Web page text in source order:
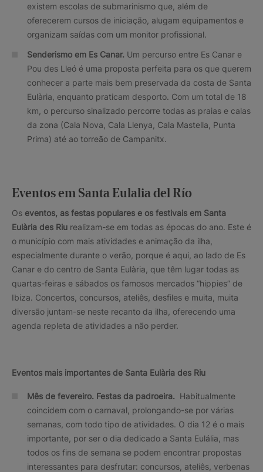
existem escolas de submarinismo que, além de
oferecerem cursos de iniciação, alugam equipamentos e
organizam saídas com um monitor profissional.
Senderismo em Es Canar. Um percurso entre Es Canar e
Pou des Lleó é uma proposta perfeita para os que querem
conhecer a parte mais bem preservada da costa de Santa
Eulària, enquanto praticam desporto. Com um total de 18
km, o percurso sinalizado percorre todas as praias e calas
da zona (Cala Nova, Cala Llenya, Cala Mastella, Punta
Prima) até ao torreão de Campanitx.
Eventos em Santa Eulalia del Río
Os eventos, as festas populares e os festivais em Santa
Eulària des Riu realizam-se em todas as épocas do ano. Este é
o município com mais atividades e animação da ilha,
especialmente durante o verão, porque é aqui, ao lado de Es
Canar e do centro de Santa Eulària, que têm lugar todas as
quartas-feiras e sábados os famosos mercados “hippies” de
Ibiza. Concertos, concursos, ateliês, desfiles e muita, muita
diversão juntam-se neste recanto da ilha, oferecendo uma
agenda repleta de atividades a não perder.
Eventos mais importantes de Santa Eulària des Riu
Mês de fevereiro. Festas da padroeira. Habitualmente
coincidem com o carnaval, prolongando-se por várias
semanas, com todo tipo de atividades. O dia 12 é o mais
importante, por ser o dia dedicado a Santa Eulália, mas
todos os fins de semana se podem encontrar propostas
interessantes para desfrutar: concursos, ateliês, verbenas